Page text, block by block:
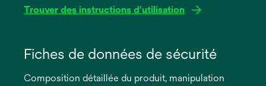
Trouver des instructions d'utilisation
dans
nouvel
Fiches de données de sécurité
Composition détaillée du produit, manipulation